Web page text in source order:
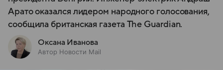
Арато оказался лидером народного голосования,
сообщила британская газета The Guardian.
Оксана Иванова
Автор Новости Mail